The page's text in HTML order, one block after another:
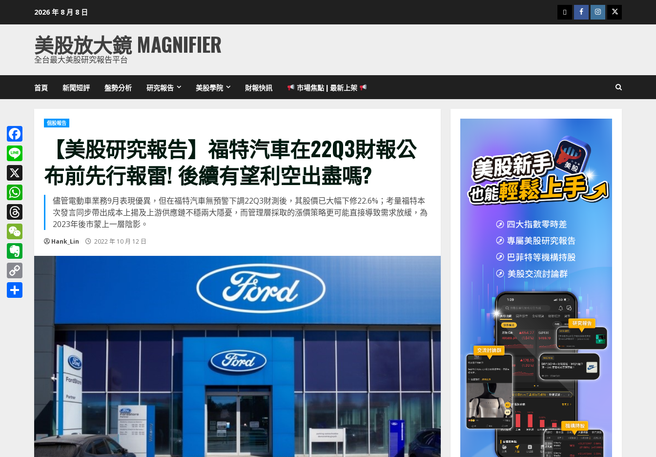
2026 年 8 月 8 日
下
載
Facebook
Instagram
Twitter
美股放大鏡 MAGNIFIER
全台最大美股研究報告平台
首頁 新聞短評 盤勢分析 研究報告 美股學院 財報快訊 市場焦點 | 最新上架
個股報告
【美股研究報告】福特汽車在22Q3財報公
布前先行報雷! 後續有望利空出盡嗎?
儘管電動車業務9月表現優異，但在福特汽車無預警下調22Q3財測後，其股價已大幅下修22.6%；考量福特本
次發言同步帶出成本上揚及上游供應鏈不穩兩大隱憂，而管理層採取的漲價策略更可能直接導致需求放緩，為
2023年後市蒙上一層陰影。
Hank_Lin 2022 年 10 月 12 日
Facebook
Line
X
WhatsApp
Threads
WeChat
Evernote
Copy